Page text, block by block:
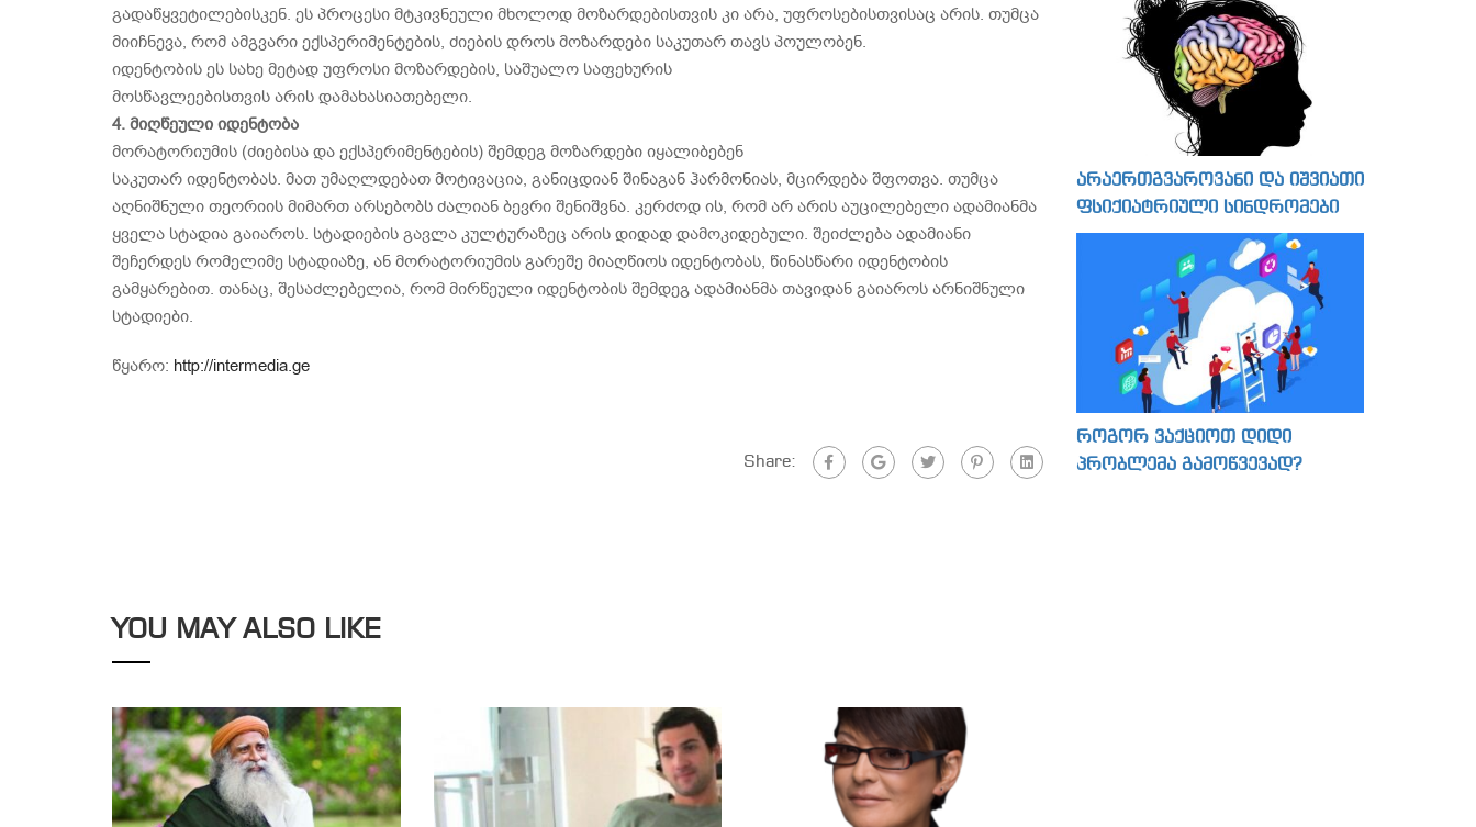
გადაწყვეტილებისკენ. ეს პროცესი მტკივნეული მხოლოდ მოზარდებისთვის კი არა, უფროსებისთვისაც არის. თუმცა
მიიჩნევა, რომ ამგვარი ექსპერიმენტების, ძიების დროს მოზარდები საკუთარ თავს პოულობენ.
იდენტობის ეს სახე მეტად უფროსი მოზარდების, საშუალო საფეხურის
მოსწავლეებისთვის არის დამახასიათებელი.
4. მიღწეული იდენტობა
მორატორიუმის (ძიებისა და ექსპერიმენტების) შემდეგ მოზარდები იყალიბებენ
საკუთარ იდენტობას. მათ უმაღლდებათ მოტივაცია, განიცდიან შინაგან ჰარმონიას, მცირდება შფოთვა. თუმცა
აღნიშნული თეორიის მიმართ არსებობს ძალიან ბევრი შენიშვნა. კერძოდ ის, რომ არ არის აუცილებელი ადამიანმა
ყველა სტადია გაიაროს. სტადიების გავლა კულტურაზეც არის დიდად დამოკიდებული. შეიძლება ადამიანი
შეჩერდეს რომელიმე სტადიაზე, ან მორატორიუმის გარეშე მიაღწიოს იდენტობას, წინასწარი იდენტობის
გამყარებით. თანაც, შესაძლებელია, რომ მირწეული იდენტობის შემდეგ ადამიანმა თავიდან გაიაროს არნიშნული
სტადიები.
წყარო: http://intermedia.ge
Share:
YOU MAY ALSO LIKE
არაერთგვაროვანი და იშვიათი
ფსიქიატრიული სინდრომები
როგორ ვაქციოთ დიდი
პრობლემა გამოწვევად?